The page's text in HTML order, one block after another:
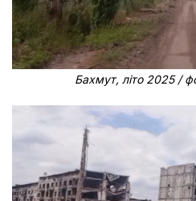
Бахмут, літо 2025 /